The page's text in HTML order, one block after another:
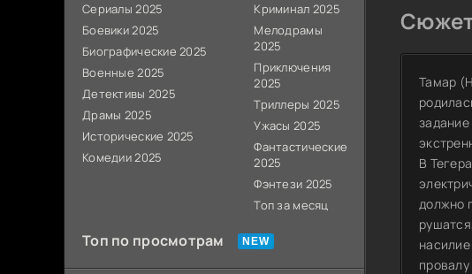
Сериалы 2025
Боевики 2025
Биографические 2025
Военные 2025
Детективы 2025
Драмы 2025
Исторические 2025
Комедии 2025
Криминал 2025
Мелодрамы
2025
Приключения
2025
Триллеры 2025
Ужасы 2025
Фантастические
2025
Фэнтези 2025
Топ за месяц
Топ по просмотрам
Тамар
В
должно